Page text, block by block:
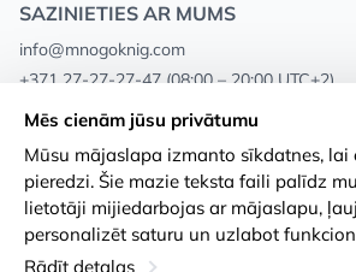
SAZINIETIES AR MUMS
info@mnogoknig.com
+371 27-27-27-47 (08:00 – 20:00 UTC+2)
Rīga, Augusta Deglava 69d, LV-1082
Par mums
Veikali
Apmaksa un piegāde
Mēs cienām jūsu privātumu
Mūsu mājaslapa izmanto sīkdatnes,
pieredzi. Šie mazie teksta faili palīdz
lietotāji mijiedarbojas ar mājaslapu,
personalizēt saturu un uzlabot
Rādīt detaļas